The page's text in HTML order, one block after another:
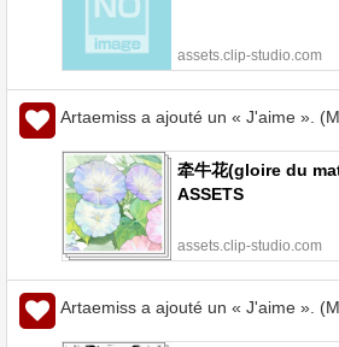
assets.clip-studio.com
Artaemiss a ajouté un « J'aime ».
牵牛花(gloire du
ASSETS
assets.clip-studio.com
Artaemiss a ajouté un « J'aime ».